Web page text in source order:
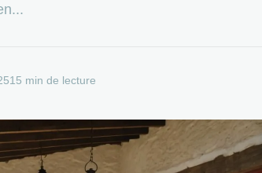
15 min de lecture